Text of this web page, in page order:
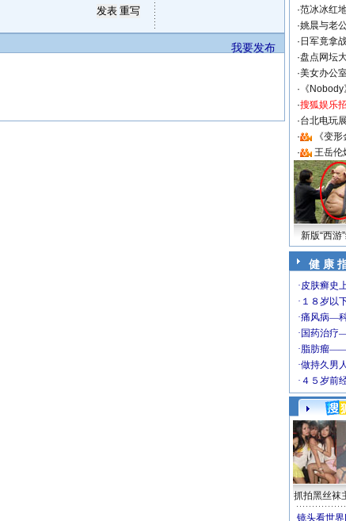
我要发布
·范冰冰红
·姚晨与老
· 日军竟拿
·盘点网坛
·美女办公
· 《
·搜狐娱乐
·台北电玩
·
《变
·
王岳伦
新版“西游
健 康
抓拍黑丝袜
镜头看世界